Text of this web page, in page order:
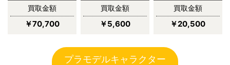
買取金額
￥70,700
買取金額
￥5,600
買取金額
￥20,500
プラモデルキャラクター